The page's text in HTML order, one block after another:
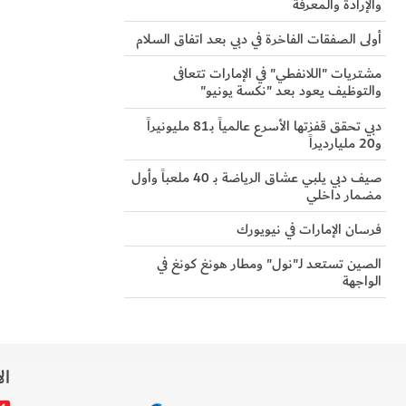
أولى الصفقات الفاخرة في دبي بعد اتفاق السلام
مشتريات "اللانفطي" في الإمارات تتعافى
والتوظيف يعود بعد "نكسة يونيو"
دبي تحقق قفزتها الأسرع عالمياً بـ81 مليونيراً
و20 مليارديراً
صيف دبي يلبي عشاق الرياضة بـ 40 ملعباً وأول
مضمار داخلي
فرسان الإمارات في نيويورك
الصين تستعد لـ"نول" ومطار هونغ كونغ في
الواجهة